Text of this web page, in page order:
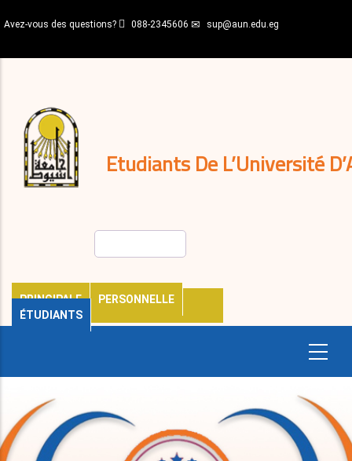
au
principal
Avez-vous des questions? 088-2345606 sup@aun.edu.eg
Etudiants De L’Université
PRINCIPALE
PERSONNELLE
ÉTUDIANTS
décisions
Expatriés
Journal